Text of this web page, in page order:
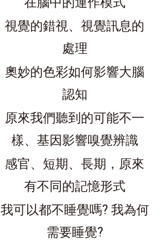
視覺的錯視、視覺訊息的
處理
奧妙的色彩如何影響大腦
認知
原來我們聽到的可能不一
樣、基因影響嗅覺辨識
感官、短期、長期，原來
有不同的記憶形式
我可以都不睡覺嗎? 我為何
需要睡覺?